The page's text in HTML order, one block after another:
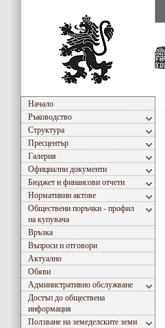
Начало
Ръководство
Структура
Пресцентър
Галерия
Официални документи
Бюджет и финансови отчети
Нормативни актове
Обществени поръчки - профил
на купувача
Връзка
Въпроси и отговори
Актуално
Обяви
Административно обслужване
Достъп до обществена
информация
Ползване на земеделските земи